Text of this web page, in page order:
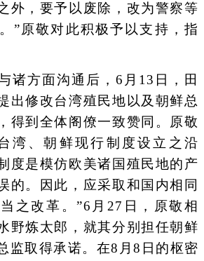
外，要予以废除，改为警察等
”原敬对此积极予以支持，指
方面沟通后，6月13日，田
出修改台湾殖民地以及朝鲜总
得到全体阁僚一致赞同。原敬
湾、朝鲜现行制度设立之沿
度是模仿欧美诸国殖民地的产
的。因此，应采取和国内相同
之改革。”6月27日，原敬相
野炼太郎，就其分别担任朝鲜
监取得承诺。在8月8日的枢密